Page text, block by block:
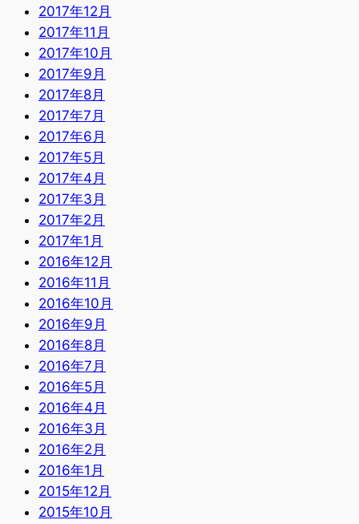
2017年12月
2017年11月
2017年10月
2017年9月
2017年8月
2017年7月
2017年6月
2017年5月
2017年4月
2017年3月
2017年2月
2017年1月
2016年12月
2016年11月
2016年10月
2016年9月
2016年8月
2016年7月
2016年5月
2016年4月
2016年3月
2016年2月
2016年1月
2015年12月
2015年10月